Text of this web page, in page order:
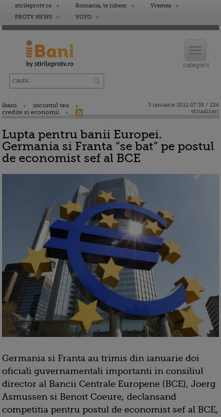
stirileprotv.ro Romania, te iubesc
Vremea
PROTV NEWS
VOYO
ibani
incontul tau
credite si economii
3 ianuarie 2012 07:38 / 234
vizualizari
Lupta pentru banii Europei.
Germania si Franta “se bat” pe postul
de economist sef al BCE
Germania si Franta au trimis din ianuarie doi
oficiali guvernamentali importanti in consiliul
director al Bancii Centrale Europene (BCE), Joerg
Asmussen si Benoit Coeure, declansand
competitia pentru postul de economist sef al BCE,